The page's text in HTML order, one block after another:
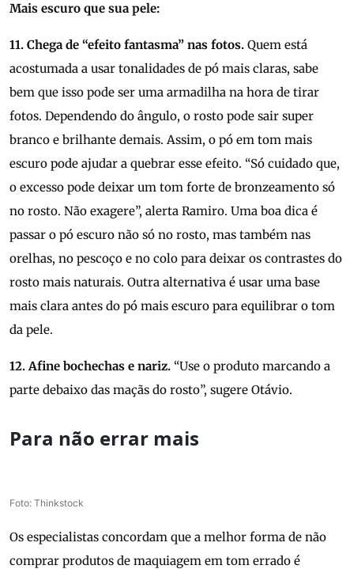
Mais escuro que sua pele:
11. Chega de “efeito fantasma” nas fotos. Quem está
acostumada a usar tonalidades de pó mais claras, sabe
bem que isso pode ser uma armadilha na hora de tirar
fotos. Dependendo do ângulo, o rosto pode sair super
branco e brilhante demais. Assim, o pó em tom mais
escuro pode ajudar a quebrar esse efeito. “Só cuidado que,
o excesso pode deixar um tom forte de bronzeamento só
no rosto. Não exagere”, alerta Ramiro. Uma boa dica é
passar o pó escuro não só no rosto, mas também nas
orelhas, no pescoço e no colo para deixar os contrastes do
rosto mais naturais. Outra alternativa é usar uma base
mais clara antes do pó mais escuro para equilibrar o tom
da pele.
12. Afine bochechas e nariz. “Use o produto marcando a
parte debaixo das maçãs do rosto”, sugere Otávio.
Para não errar mais
Foto: Thinkstock
Os especialistas concordam que a melhor forma de não
comprar produtos de maquiagem em tom errado é